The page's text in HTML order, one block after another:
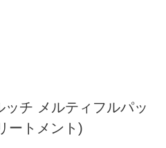
チ メルティフルパッ
ートメント)